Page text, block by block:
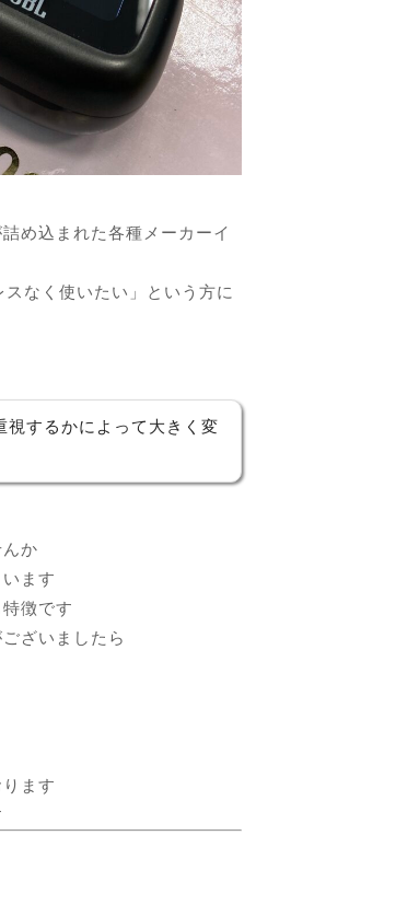
め込まれた各種メーカーイ
なく使いたい」という方に
視するかによって大きく変
か
ます
徴です
ざいましたら
ます